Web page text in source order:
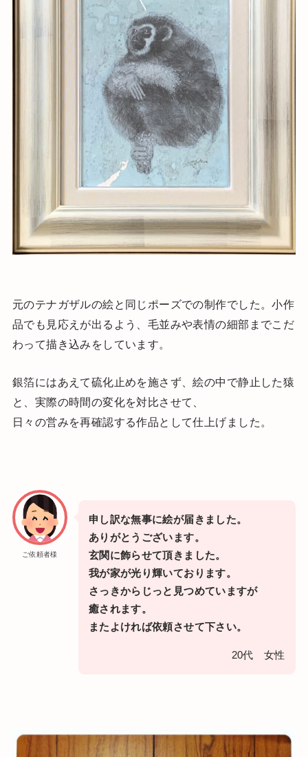
元のテナガザルの絵と同じポーズでの制作でした。小作
品でも見応えが出るよう、毛並みや表情の細部までこだ
わって描き込みをしています。
銀箔にはあえて硫化止めを施さず、絵の中で静止した猿
と、実際の時間の変化を対比させて、
日々の営みを再確認する作品として仕上げました。
ご依頼者様
申し訳な無事に絵が届きました。
ありがとうございます。
玄関に飾らせて頂きました。
我が家が光り輝いております。
さっきからじっと見つめていますが
癒されます。
またよければ依頼させて下さい。
20代 女性